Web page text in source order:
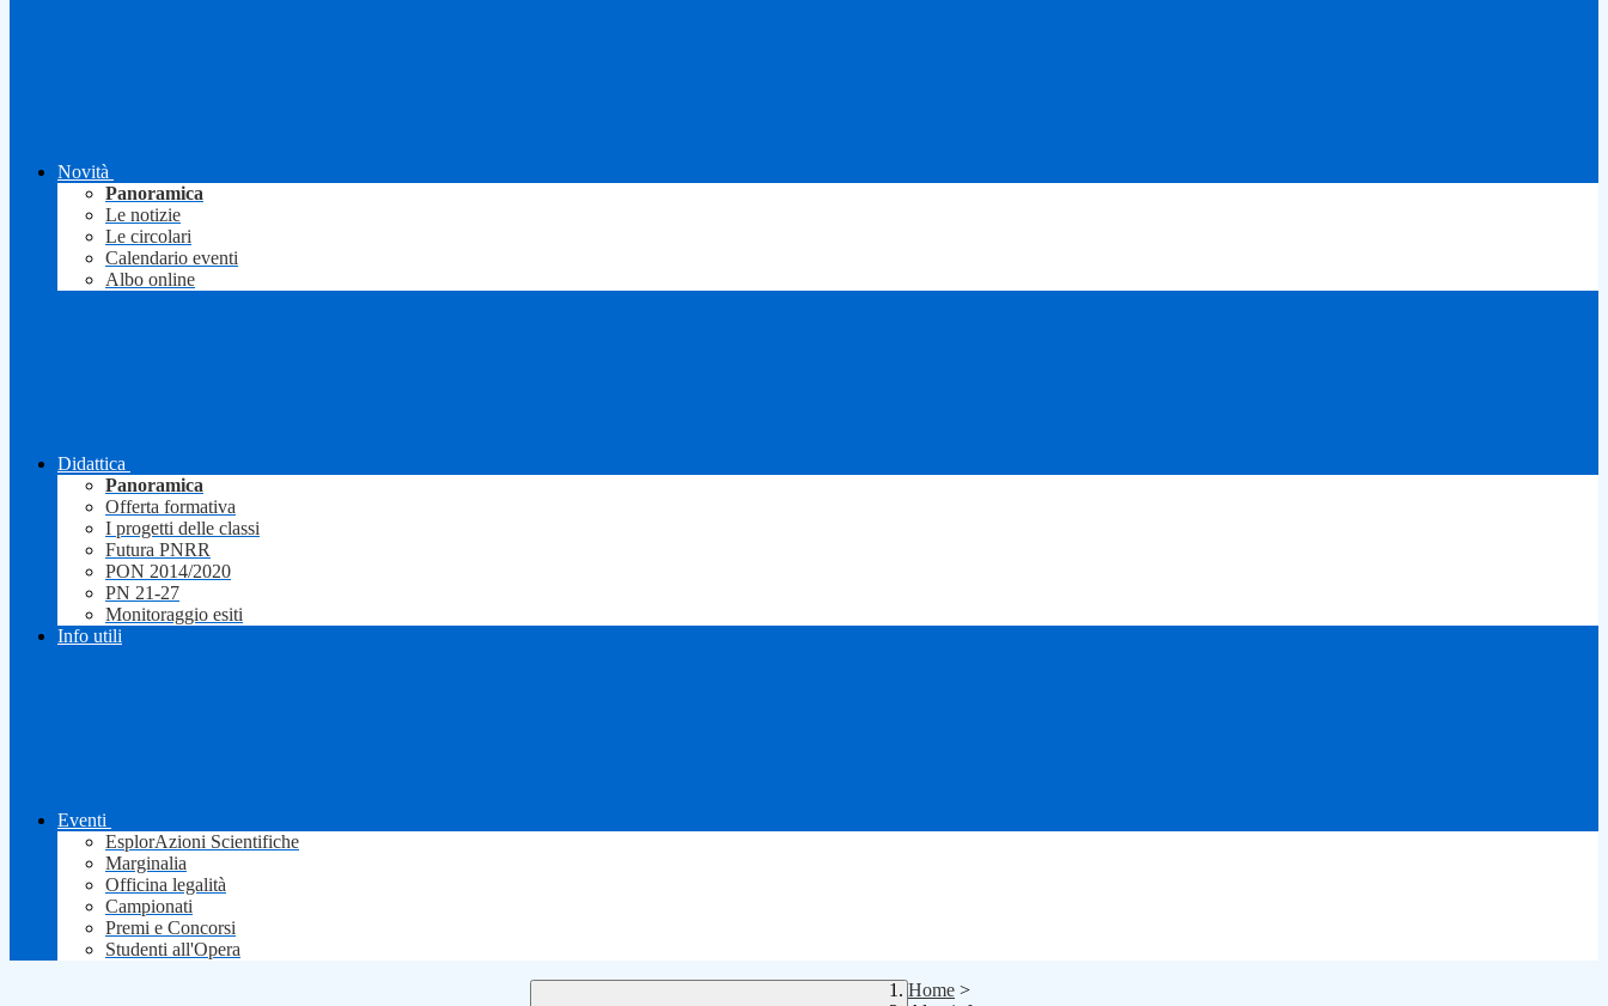
Novità
Panoramica
Le notizie
Le circolari
Calendario eventi
Albo online
Didattica
Panoramica
Offerta formativa
I progetti delle classi
Futura PNRR
PON 2014/2020
PN 21-27
Monitoraggio esiti
Info utili
Eventi
EsplorAzioni Scientifiche
Marginalia
Officina legalità
Campionati
Premi e Concorsi
Studenti all'Opera
Home >